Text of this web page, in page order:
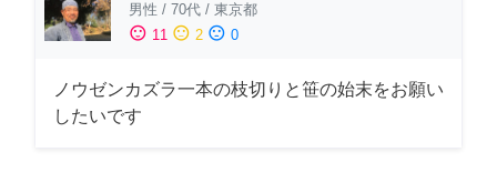
男性 / 70代 / 東京都
sentiment_satisfied 11 sentiment_neutral 2 sentiment_dissatisfied 0
ノウゼンカズラ一本の枝切りと笹の始末をお願い
したいです